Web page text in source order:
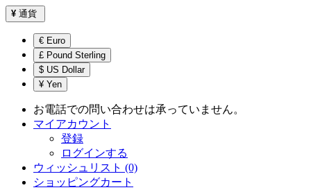
¥ 通貨
€ Euro
£ Pound Sterling
$ US Dollar
¥ Yen
お電話での問い合わせは承っていません。
マイアカウント
登録
ログインする
ウィッシュリスト (0)
ショッピングカート